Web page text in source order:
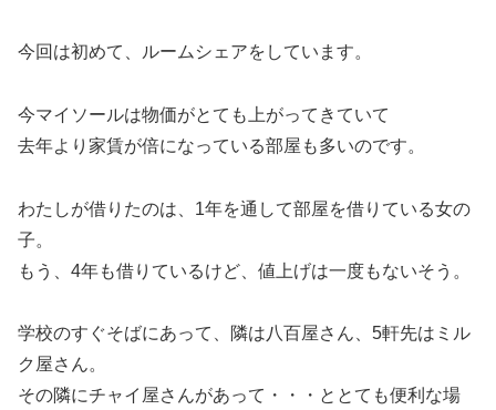
今回は初めて、ルームシェアをしています。
今マイソールは物価がとても上がってきていて
去年より家賃が倍になっている部屋も多いのです。
わたしが借りたのは、1年を通して部屋を借りている女の
子。
もう、4年も借りているけど、値上げは一度もないそう。
学校のすぐそばにあって、隣は八百屋さん、5軒先はミル
ク屋さん。
その隣にチャイ屋さんがあって・・・ととても便利な場